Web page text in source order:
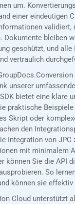
um.
einer eindeutigen
validiert,
Dokumente bleiben
geschützt, und alle
vertraulich
unserer
bietet eine klare
praktische
Skript oder
den
Integration von JPC
mit minimalem
können Sie die API
So
können sie
Cloud unterstützt